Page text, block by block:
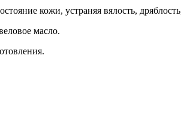
кожи, устраняя вялость,
масло.